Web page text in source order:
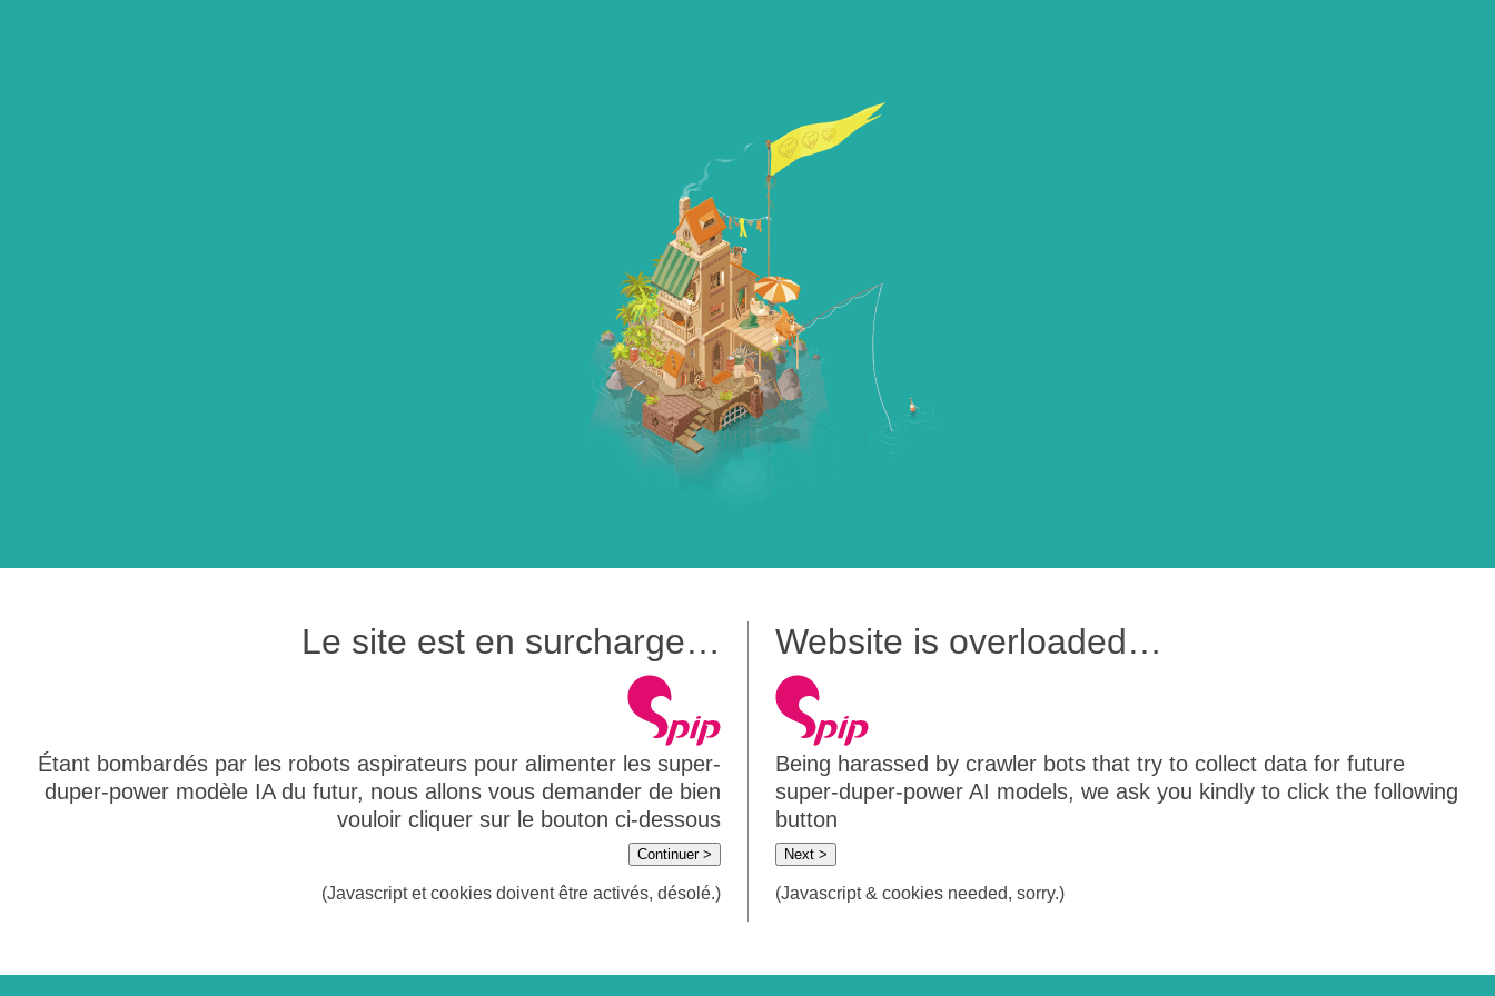
Le site est en surcharge…
Étant bombardés par les robots aspirateurs pour alimenter les super-
duper-power modèle IA du futur, nous allons vous demander de bien
vouloir cliquer sur le bouton ci-dessous
Continuer >
(Javascript et cookies doivent être activés, désolé.)
Website is overloaded…
Being harassed by crawler bots that try to collect data for future
super-duper-power AI models, we ask you kindly to click the following
button
Next >
(Javascript & cookies needed, sorry.)